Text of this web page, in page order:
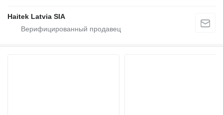
Haitek Latvia SIA